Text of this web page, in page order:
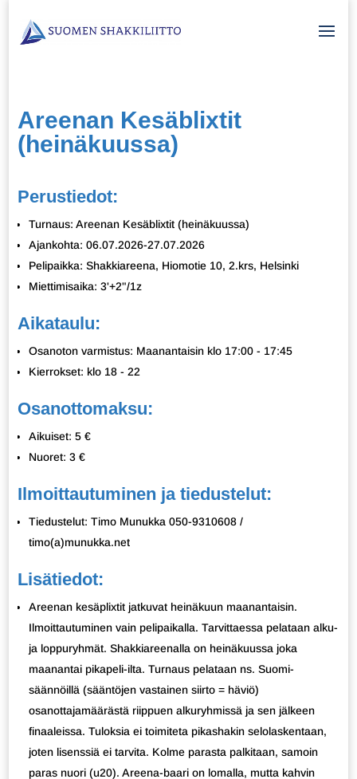
Areenan Kesäblixtit
(heinäkuussa)
Perustiedot:
Turnaus: Areenan Kesäblixtit (heinäkuussa)
Ajankohta: 06.07.2026-27.07.2026
Pelipaikka: Shakkiareena, Hiomotie 10, 2.krs, Helsinki
Miettimisaika: 3'+2"/1z
Aikataulu:
Osanoton varmistus: Maanantaisin klo 17:00 - 17:45
Kierrokset: klo 18 - 22
Osanottomaksu:
Aikuiset: 5 €
Nuoret: 3 €
Ilmoittautuminen ja tiedustelut:
Tiedustelut: Timo Munukka 050-9310608 /
timo(a)munukka.net
Lisätiedot:
Areenan kesäplixtit jatkuvat heinäkuun maanantaisin.
Ilmoittautuminen vain pelipaikalla. Tarvittaessa pelataan alku-
ja loppuryhmät. Shakkiareenalla on heinäkuussa joka
maanantai pikapeli-ilta. Turnaus pelataan ns. Suomi-
säännöillä (sääntöjen vastainen siirto = häviö)
osanottajamäärästä riippuen alkuryhmissä ja sen jälkeen
finaaleissa. Tuloksia ei toimiteta pikashakin selolaskentaan,
joten lisenssiä ei tarvita. Kolme parasta palkitaan, samoin
paras nuori (u20). Areena-baari on lomalla, mutta kahvin